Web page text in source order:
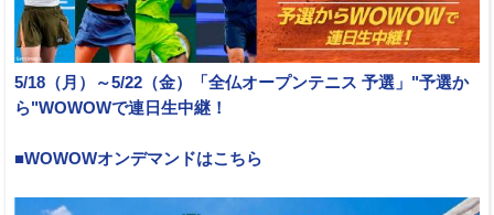
5/18（月）～5/22（金）「全仏オープンテニス 予選」"予選か
ら"WOWOWで連日生中継！
■WOWOWオンデマンドはこちら